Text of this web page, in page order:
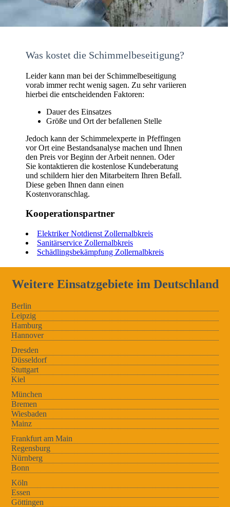
Was kostet die Schimmelbeseitigung?
Leider kann man bei der Schimmelbeseitigung
vorab immer recht wenig sagen. Zu sehr variieren
hierbei die entscheidenden Faktoren:
Dauer des Einsatzes
Größe und Ort der befallenen Stelle
Jedoch kann der Schimmelexperte in Pfeffingen
vor Ort eine Bestandsanalyse machen und Ihnen
den Preis vor Beginn der Arbeit nennen. Oder
Sie kontaktieren die kostenlose Kundeberatung
und schildern hier den Mitarbeitern Ihren Befall.
Diese geben Ihnen dann einen
Kostenvoranschlag.
Kooperationspartner
Elektriker Notdienst Zollernalbkreis
Sanitärservice Zollernalbkreis
Schädlingsbekämpfung Zollernalbkreis
Weitere Einsatzgebiete im Deutschland
Berlin
Leipzig
Hamburg
Hannover
Dresden
Düsseldorf
Stuttgart
Kiel
München
Bremen
Wiesbaden
Mainz
Frankfurt am Main
Regensburg
Nürnberg
Bonn
Köln
Essen
Göttingen